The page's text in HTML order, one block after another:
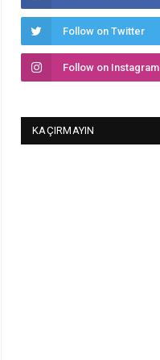
Follow on Twitter
Follow on Instagram
KAÇIRMAYIN